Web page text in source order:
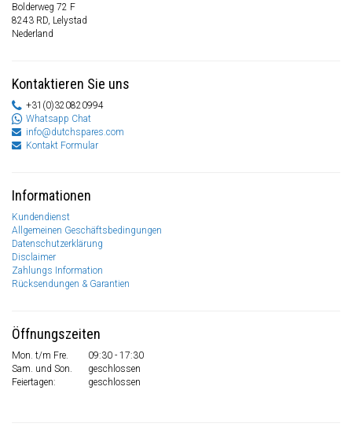
Bolderweg 72 F
8243 RD, Lelystad
Nederland
Kontaktieren Sie uns
+31(0)320820994
Whatsapp Chat
info@dutchspares.com
Kontakt Formular
Informationen
Kundendienst
Allgemeinen Geschäftsbedingungen
Datenschutzerklärung
Disclaimer
Zahlungs Information
Rücksendungen & Garantien
Öffnungszeiten
Mon. t/m Fre.
09:30 - 17:30
Sam. und Son.
geschlossen
Feiertagen:
geschlossen